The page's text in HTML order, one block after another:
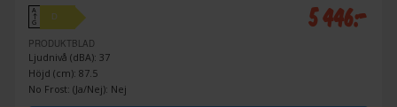
A
↑
G
D
PRODUKTBLAD
Ljudnivå (dBA): 37
Höjd (cm): 87.5
No Frost: (Ja/Nej): Nej
5 446:-